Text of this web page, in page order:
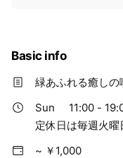
e
Basic info
緑あふれる癒しの
Sun
11:00 -
定休日は毎週火
~ ￥1,000